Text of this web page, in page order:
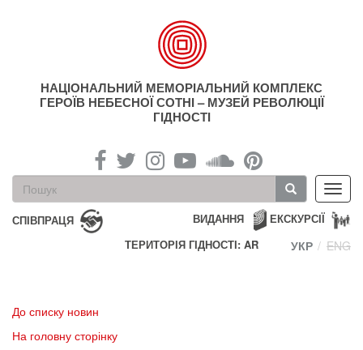
НАЦІОНАЛЬНИЙ МЕМОРІАЛЬНИЙ КОМПЛЕКС
ГЕРОЇВ НЕБЕСНОЇ СОТНІ – МУЗЕЙ РЕВОЛЮЦІЇ
ГІДНОСТІ
Пошукова
форма
Пошук
СПІВПРАЦЯ ЕКСКУРСІЇ
ВИДАННЯ
ТЕРИТОРІЯ ГІДНОСТІ: AR
УКР ENG
До списку новин
На головну сторінку